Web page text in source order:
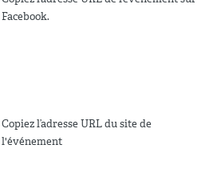
Facebook.
Copiez l’adresse URL du site de
l'événement